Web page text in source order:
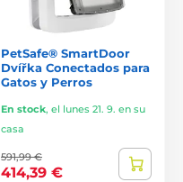
PetSafe® SmartDoor
Dvířka Conectados para
Gatos y Perros
En stock, el lunes 21. 9. en su
casa
591,99 €
414,39 €